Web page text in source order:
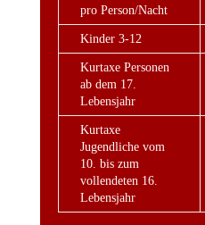
pro Person/Nacht
Kinder 3-12
Kurtaxe Personen
ab dem 17.
Lebensjahr
Kurtaxe
Jugendliche vom
10. bis zum
vollendeten 16.
Lebensjahr